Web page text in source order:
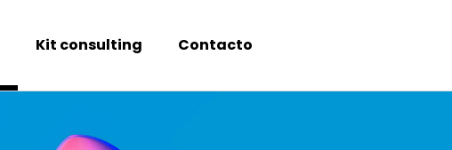
Kit consulting Contacto